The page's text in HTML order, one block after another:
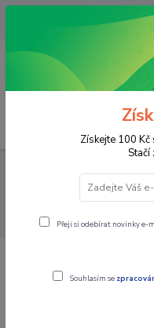
OPAVA 733537099/HLUČÍN
734541648/OLOMOUC
PRO STROJE
VZDUCHOVÉ FILTRY, OLEJE
MX125 + MX250 + MX300 +
FSE450SM
DT1 Filtr
EC300 + FSE450
Získejte 100
Stačí
Přeji si odebírat novinky e-
Souhlasím se